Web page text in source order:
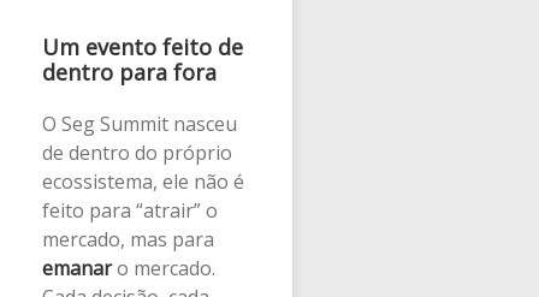
Um evento feito de
dentro para fora
O Seg Summit nasceu
de dentro do próprio
ecossistema, ele não é
feito para “atrair” o
mercado, mas para
emanaro mercado.